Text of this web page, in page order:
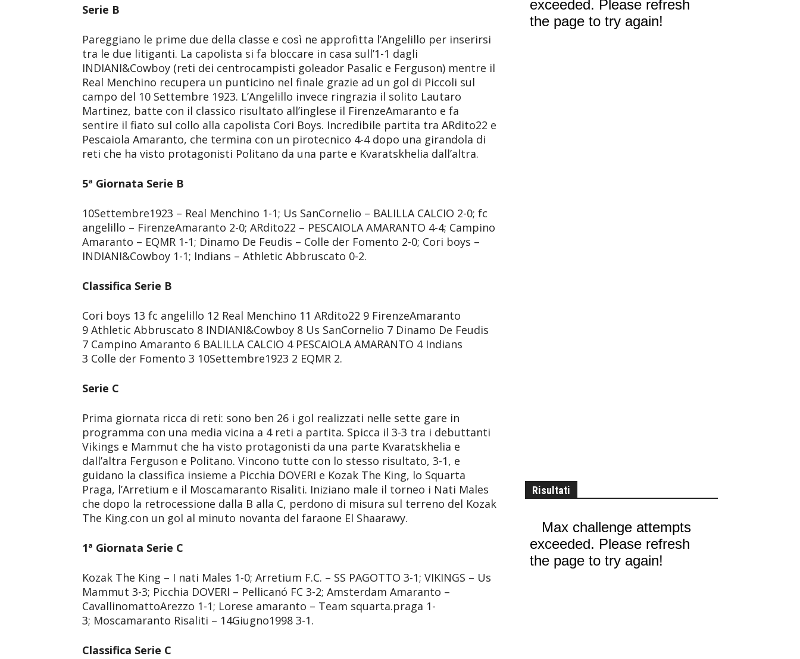
Serie B
Pareggiano le prime due della classe e così ne approfitta l’Angelillo per inserirsi
tra le due litiganti. La capolista si fa bloccare in casa sull’1-1 dagli
INDIANI&Cowboy (reti dei centrocampisti goleador Pasalic e Ferguson) mentre il
Real Menchino recupera un punticino nel finale grazie ad un gol di Piccoli sul
campo del 10 Settembre 1923. L’Angelillo invece ringrazia il solito Lautaro
Martinez, batte con il classico risultato all’inglese il FirenzeAmaranto e fa
sentire il fiato sul collo alla capolista Cori Boys. Incredibile partita tra ARdito22 e
Pescaiola Amaranto, che termina con un pirotecnico 4-4 dopo una girandola di
reti che ha visto protagonisti Politano da una parte e Kvaratskhelia dall’altra.
5ª Giornata Serie B
10Settembre1923 – Real Menchino 1-1; Us SanCornelio – BALILLA CALCIO 2-0; fc
angelillo – FirenzeAmaranto 2-0; ARdito22 – PESCAIOLA AMARANTO 4-4; Campino
Amaranto – EQMR 1-1; Dinamo De Feudis – Colle der Fomento 2-0; Cori boys –
INDIANI&Cowboy 1-1; Indians – Athletic Abbruscato 0-2.
Classifica Serie B
Cori boys 13 fc angelillo 12 Real Menchino 11 ARdito22 9 FirenzeAmaranto
9 Athletic Abbruscato 8 INDIANI&Cowboy 8 Us SanCornelio 7 Dinamo De Feudis
7 Campino Amaranto 6 BALILLA CALCIO 4 PESCAIOLA AMARANTO 4 Indians
3 Colle der Fomento 3 10Settembre1923 2 EQMR 2.
Serie C
Prima giornata ricca di reti: sono ben 26 i gol realizzati nelle sette gare in
programma con una media vicina a 4 reti a partita. Spicca il 3-3 tra i debuttanti
Vikings e Mammut che ha visto protagonisti da una parte Kvaratskhelia e
dall’altra Ferguson e Politano. Vincono tutte con lo stesso risultato, 3-1, e
guidano la classifica insieme a Picchia DOVERI e Kozak The King, lo Squarta
Praga, l’Arretium e il Moscamaranto Risaliti. Iniziano male il torneo i Nati Males
che dopo la retrocessione dalla B alla C, perdono di misura sul terreno del Kozak
The King.con un gol al minuto novanta del faraone El Shaarawy.
1ª Giornata Serie C
Kozak The King – I nati Males 1-0; Arretium F.C. – SS PAGOTTO 3-1; VIKINGS – Us
Mammut 3-3; Picchia DOVERI – Pellicanó FC 3-2; Amsterdam Amaranto –
CavallinomattoArezzo 1-1; Lorese amaranto – Team squarta.praga 1-
3; Moscamaranto Risaliti – 14Giugno1998 3-1.
Classifica Serie C
Risultati